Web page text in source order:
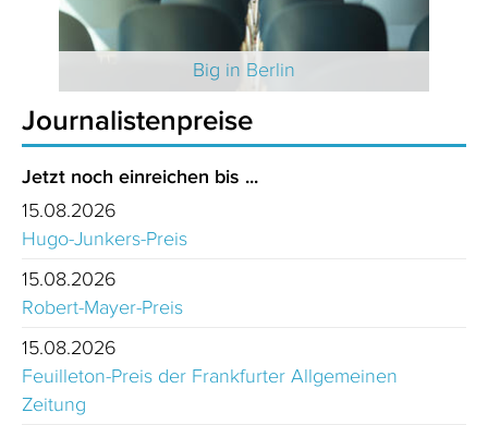
Big in Berlin
Journalistenpreise
Jetzt noch einreichen bis ...
15.08.2026
Hugo-Junkers-Preis
15.08.2026
Robert-Mayer-Preis
15.08.2026
Feuilleton-Preis der Frankfurter Allgemeinen
Zeitung